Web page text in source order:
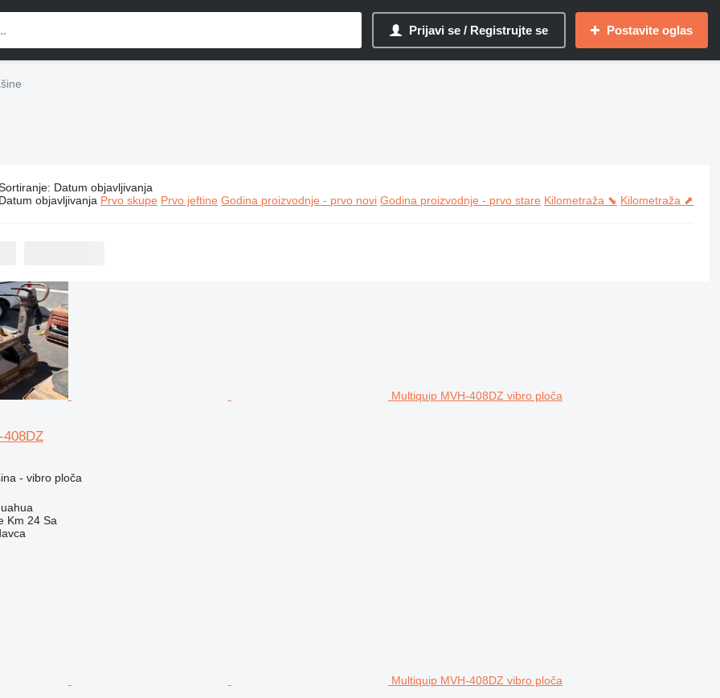
Prijavi se / Registrujte se Postavite oglas
građevinske mašine
: Datum objavljivanja
Datum objavljivanja Prvo skupe Prvo jeftine Godina proizvodnje - prvo novi Godina proizvodnje - prvo stare Kilometraža ⬊ Kilometraža ⬈
Multiquip MVH-408DZ vibro ploča
408DZ
- vibro ploča
Km 24 Sa
Multiquip MVH-408DZ vibro ploča